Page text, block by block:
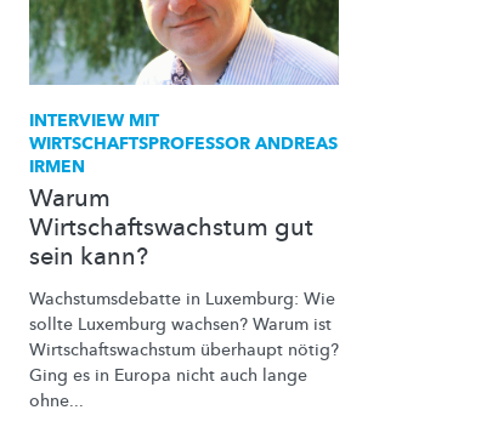
INTERVIEW MIT
WIRTSCHAFTSPROFESSOR ANDREAS
IRMEN
Warum
Wirtschaftswachstum gut
sein kann?
Wachstumsdebatte in Luxemburg: Wie
sollte Luxemburg wachsen? Warum ist
Wirtschaftswachstum überhaupt nötig?
Ging es in Europa nicht auch lange
ohne...